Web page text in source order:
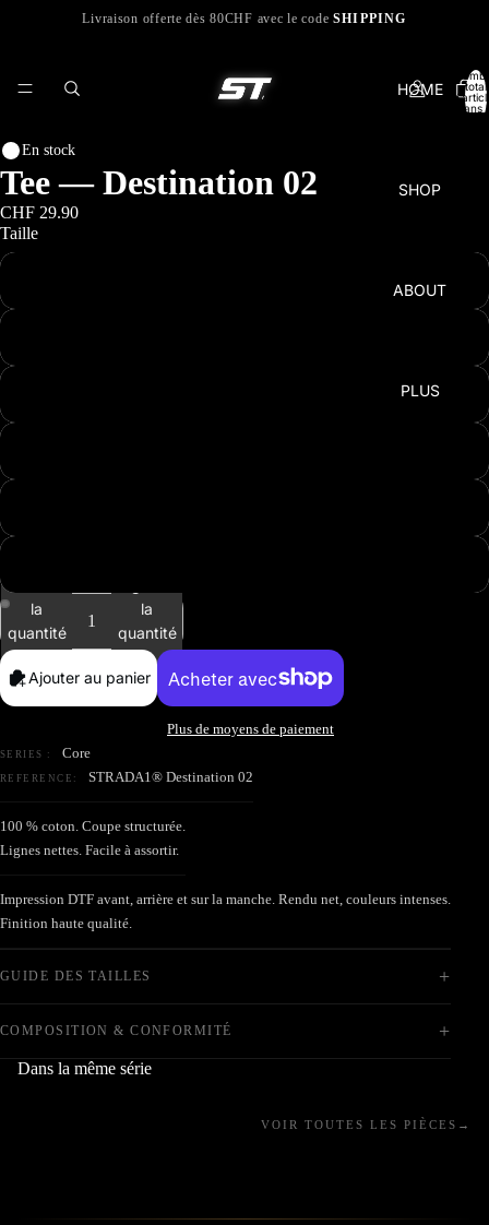
Livraison offerte dès 80CHF avec le code SHIPPING
HOME
SHOP
ABOUT
PLUS
total
dans
Ouvrir
l’image
en
plein
Ouvrir
l’image
en
plein
En stock
Tee — Destination 02
CHF 29.90
Taille
la
quantité
la
quantité
Ajouter au panier
Plus de moyens de paiement
SERIES : Core
REFERENCE: STRADA1® Destination 02
100 % coton. Coupe structurée.
Lignes nettes. Facile à assortir.
Impression DTF avant, arrière et sur la manche. Rendu net, couleurs intenses.
Finition haute qualité.
GUIDE DES TAILLES +
COMPOSITION & CONFORMITÉ +
Dans la même série
VOIR TOUTES LES PIÈCES →